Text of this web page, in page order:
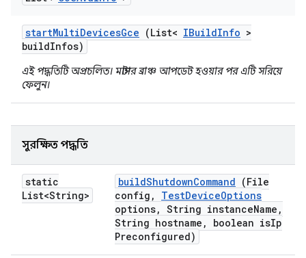
startMultiDevicesGce (List< IBuildInfo >
buildInfos)
এই পদ্ধতিটি অপ্রচলিত। মাস্টার ব্রাঞ্চ আপডেট হওয়ার পর এটি সরিয়ে
ফেলুন।
সুরক্ষিত পদ্ধতি
static
List<String>
buildShutdownCommand (File
config , TestDeviceOptions
options, String instanceName ,
String hostname , boolean isIp
Preconfigured)